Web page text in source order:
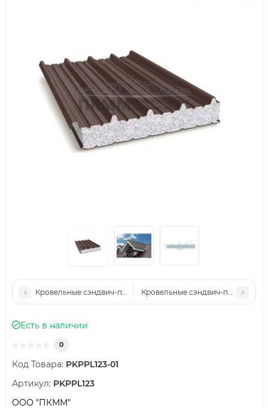
Кровельные сэндвич-панели пенополистирол, ширина 1000
Кровельные сэндвич-панели
Есть в наличии
0
Код Товара: PKPPL123-01
Артикул: PKPPL123
ООО "ПКММ"